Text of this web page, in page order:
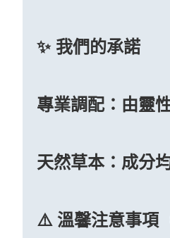
✨ 我們的承諾
專業調配：由靈
天然草本：成分
⚠️ 溫馨注意事項